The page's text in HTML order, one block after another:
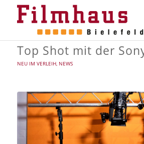
Top Shot mit der
NEU IM VERLEIH, NEWS